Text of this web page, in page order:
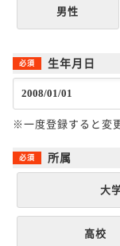
男性
生年月日
※一度登録すると変
所属
大
高校